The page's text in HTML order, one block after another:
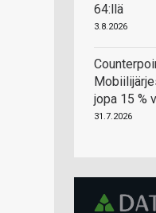
64:llä
3.8.2026
jopa 15 %
31.7.2026